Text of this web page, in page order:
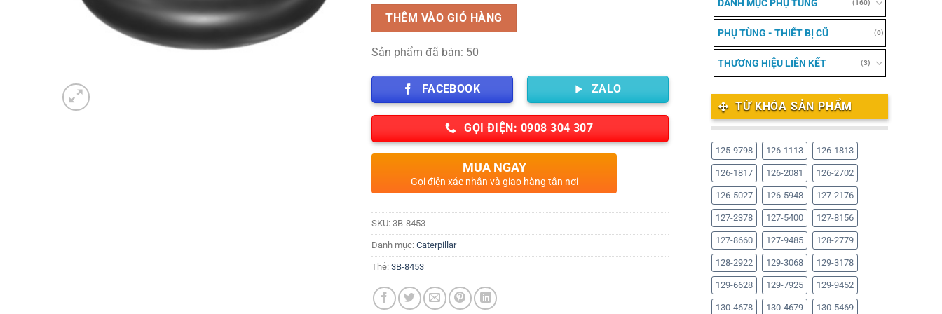
DANH MỤC PHỤ TÙNG (160)
PHỤ TÙNG - THIẾT BỊ CŨ (0)
THƯƠNG HIỆU LIÊN KẾT (3)
TỪ KHÓA SẢN PHẨM
125-9798 126-1113 126-1813
126-1817 126-2081 126-2702
126-5027 126-5948 127-2176
127-2378 127-5400 127-8156
127-8660 127-9485 128-2779
128-2922 129-3068 129-3178
129-6628 129-7925 129-9452
130-4678 130-4679 130-5469
THÊM VÀO GIỎ HÀNG
Sản phẩm đã bán: 50
FACEBOOK ZALO
GỌI ĐIỆN: 0908 304 307
MUA NGAY
Gọi điện xác nhận và giao hàng tận nơi
SKU:3B-8453
Danh mục:Caterpillar
Thẻ:3B-8453